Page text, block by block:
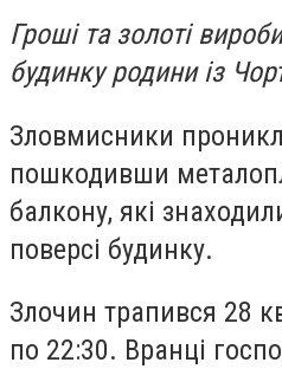
Гроші та золоті
будинку родини із
Зловмисники
пошкодивши
балкону, які
поверсі будинку.
Злочин трапився 28
по 22:30. Вранці